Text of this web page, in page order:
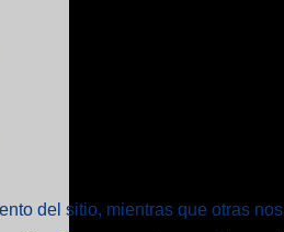
del sitio, mientras que otras